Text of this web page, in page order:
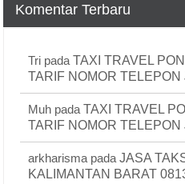
Komentar Terbaru
Tri padaTAXI TRAVEL
TARIF NOMOR
Muh padaTAXI TRAVEL
TARIF NOMOR
arkharisma padaJASA
KALIMANTAN BARAT